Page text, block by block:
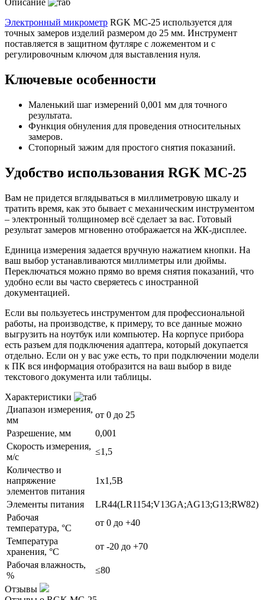
Электронный микрометр RGK MC-25 используется для
точных замеров изделий размером до 25 мм. Инструмент
поставляется в защитном футляре с ложементом и с
регулировочным ключом для выставления нуля.
Ключевые особенности
Маленький шаг измерений 0,001 мм для точного
результата.
Функция обнуления для проведения относительных
замеров.
Стопорный зажим для простого снятия показаний.
Удобство использования RGK MC-25
Вам не придется вглядываться в миллиметровую шкалу и
тратить время, как это бывает с механическим инструментом
– электронный толщиномер всё сделает за вас. Готовый
результат замеров мгновенно отображается на ЖК-дисплее.
Единица измерения задается вручную нажатием кнопки. На
ваш выбор устанавливаются миллиметры или дюймы.
Переключаться можно прямо во время снятия показаний, что
удобно если вы часто сверяетесь с иностранной
документацией.
Если вы пользуетесь инструментом для профессиональной
работы, на производстве, к примеру, то все данные можно
выгрузить на ноутбук или компьютер. На корпусе прибора
есть разъем для подключения адаптера, который докупается
отдельно. Если он у вас уже есть, то при подключении модели
к ПК вся информация отобразится на ваш выбор в виде
текстового документа или таблицы.
Характеристики
Диапазон измерения,
мм
от 0 до 25
Разрешение, мм
0,001
Скорость измерения,
м/с
≤1,5
Количество и
напряжение
элементов питания
1х1,5В
Элементы питания
LR44(LR1154;V13GA;AG13;G13;RW82)
Рабочая
температура, °С
от 0 до +40
Температура
хранения, °С
от -20 до +70
Рабочая влажность,
%
≤80
Отзывы